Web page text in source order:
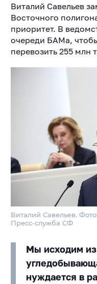
Виталий Савельев
Восточного
приоритет. В
очереди БАМа,
перевозить 255 млн
Виталий Савельев. Фото:
Пресс-служба СФ
Мы исходим из
нуждается в